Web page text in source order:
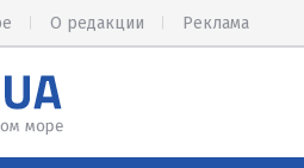
О редакции Реклама